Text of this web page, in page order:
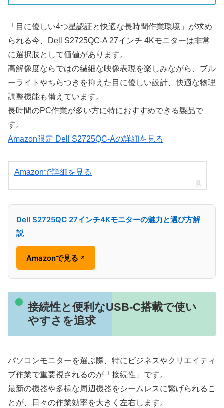
「目に優しい4つ星認証と快適な長時間作業環境」が求め
られる今、Dell S2725QC-A 27インチ 4Kモニターは非常
に選択肢として価値があります。
高解像度ならではの繊細な映像表現を楽しみながら、ブル
ーライトやちらつきを抑えた目に優しい設計、快適な物理
調整機能も備えています。
長時間のPC作業が多い方に特におすすめできる製品で
す。
Amazon限定 Dell S2725QC-Aの詳細を見る
Amazonで詳細を見る
Dell S2725QC 27インチ4Kモニターの魅力と選び方解
説
Amazonで見る ↗
接続性と便利なUSB-C搭載で使い
やすさを追求
パソコンモニターを選ぶ際、特にビジネスやクリエイティ
ブ作業で重要視されるのが「接続性」です。
最新の機器や多様な周辺機器をシームレスに繋げられるこ
とが、日々の作業効率を大きく左右します。